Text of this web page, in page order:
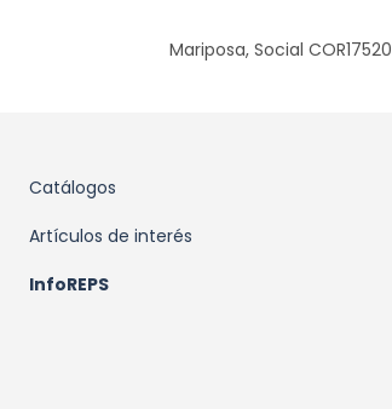
Mariposa, Social COR17520
Catálogos
Artículos de interés
InfoREPS